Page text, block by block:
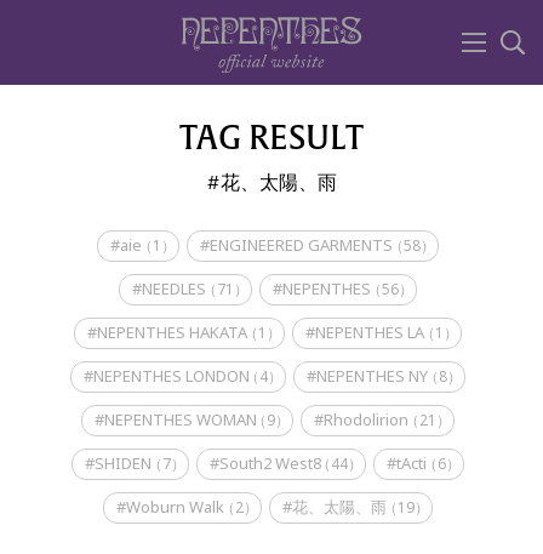
TAG RESULT
花、太陽、雨
#aie（1） #ENGINEERED GARMENTS（58）
#NEEDLES（71） #NEPENTHES（56）
#NEPENTHES HAKATA（1） #NEPENTHES LA（1）
#NEPENTHES LONDON（4） #NEPENTHES NY（8）
#NEPENTHES WOMAN（9） #Rhodolirion（21）
#SHIDEN（7） #South2 West8（44） #tActi（6）
#Woburn Walk（2） #花、太陽、雨（19）